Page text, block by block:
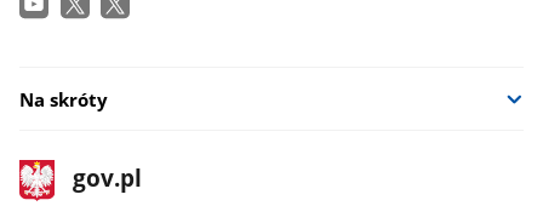
Na skróty
stopka
gov.pl
Strona
gov.pl